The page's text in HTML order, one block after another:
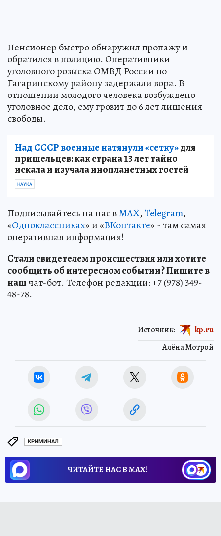
Пенсионер быстро обнаружил пропажу и
обратился в полицию. Оперативники
уголовного розыска ОМВД России по
Гагаринскому району задержали вора. В
отношении молодого человека возбуждено
уголовное дело, ему грозит до 6 лет лишения
свободы.
Над СССР военные натянули «сетку»для
пришельцев: как страна 13 лет тайно
искала и изучала инопланетных гостей
НАУКА
Подписывайтесь на нас вMAX,Telegram,
«Одноклассниках» и «ВКонтакте» - там самая
оперативная информация!
Стали свидетелем происшествия или хотите
сообщить об интересном событии? Пишите в
нашчат-бот. Телефон редакции: +7 (978) 349-
48-78.
Алёна Мотрой
Источник: kp.ru
КРИМИНАЛ
ЧИТАЙТЕ НАС В МАХ!